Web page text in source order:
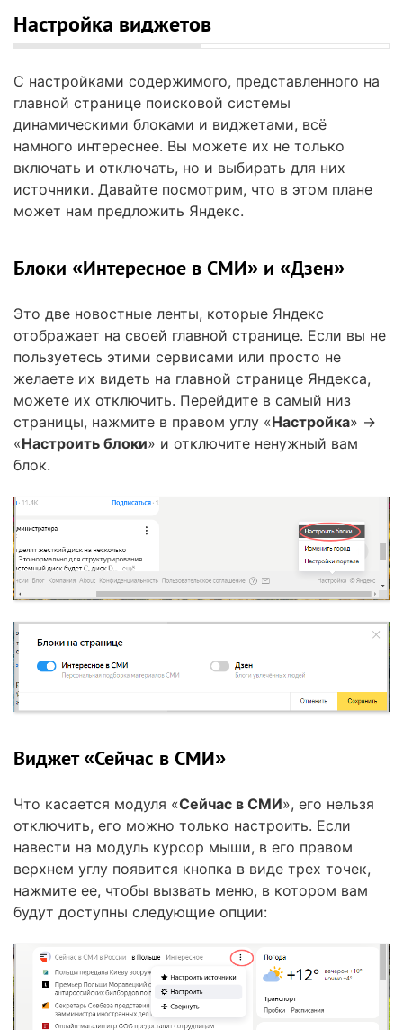
Настройка виджетов
С настройками содержимого, представленного на
главной странице поисковой системы
динамическими блоками и виджетами, всё
намного интереснее. Вы можете их не только
включать и отключать, но и выбирать для них
источники. Давайте посмотрим, что в этом плане
может нам предложить Яндекс.
Блоки «Интересное в СМИ» и «Дзен»
Это две новостные ленты, которые Яндекс
отображает на своей главной странице. Если вы не
пользуетесь этими сервисами или просто не
желаете их видеть на главной странице Яндекса,
можете их отключить. Перейдите в самый низ
страницы, нажмите в правом углу «Настройка» →
«Настроить блоки» и отключите ненужный вам
блок.
Виджет «Сейчас в СМИ»
Что касается модуля «Сейчас в СМИ», его нельзя
отключить, его можно только настроить. Если
навести на модуль курсор мыши, в его правом
верхнем углу появится кнопка в виде трех точек,
нажмите ее, чтобы вызвать меню, в котором вам
будут доступны следующие опции: